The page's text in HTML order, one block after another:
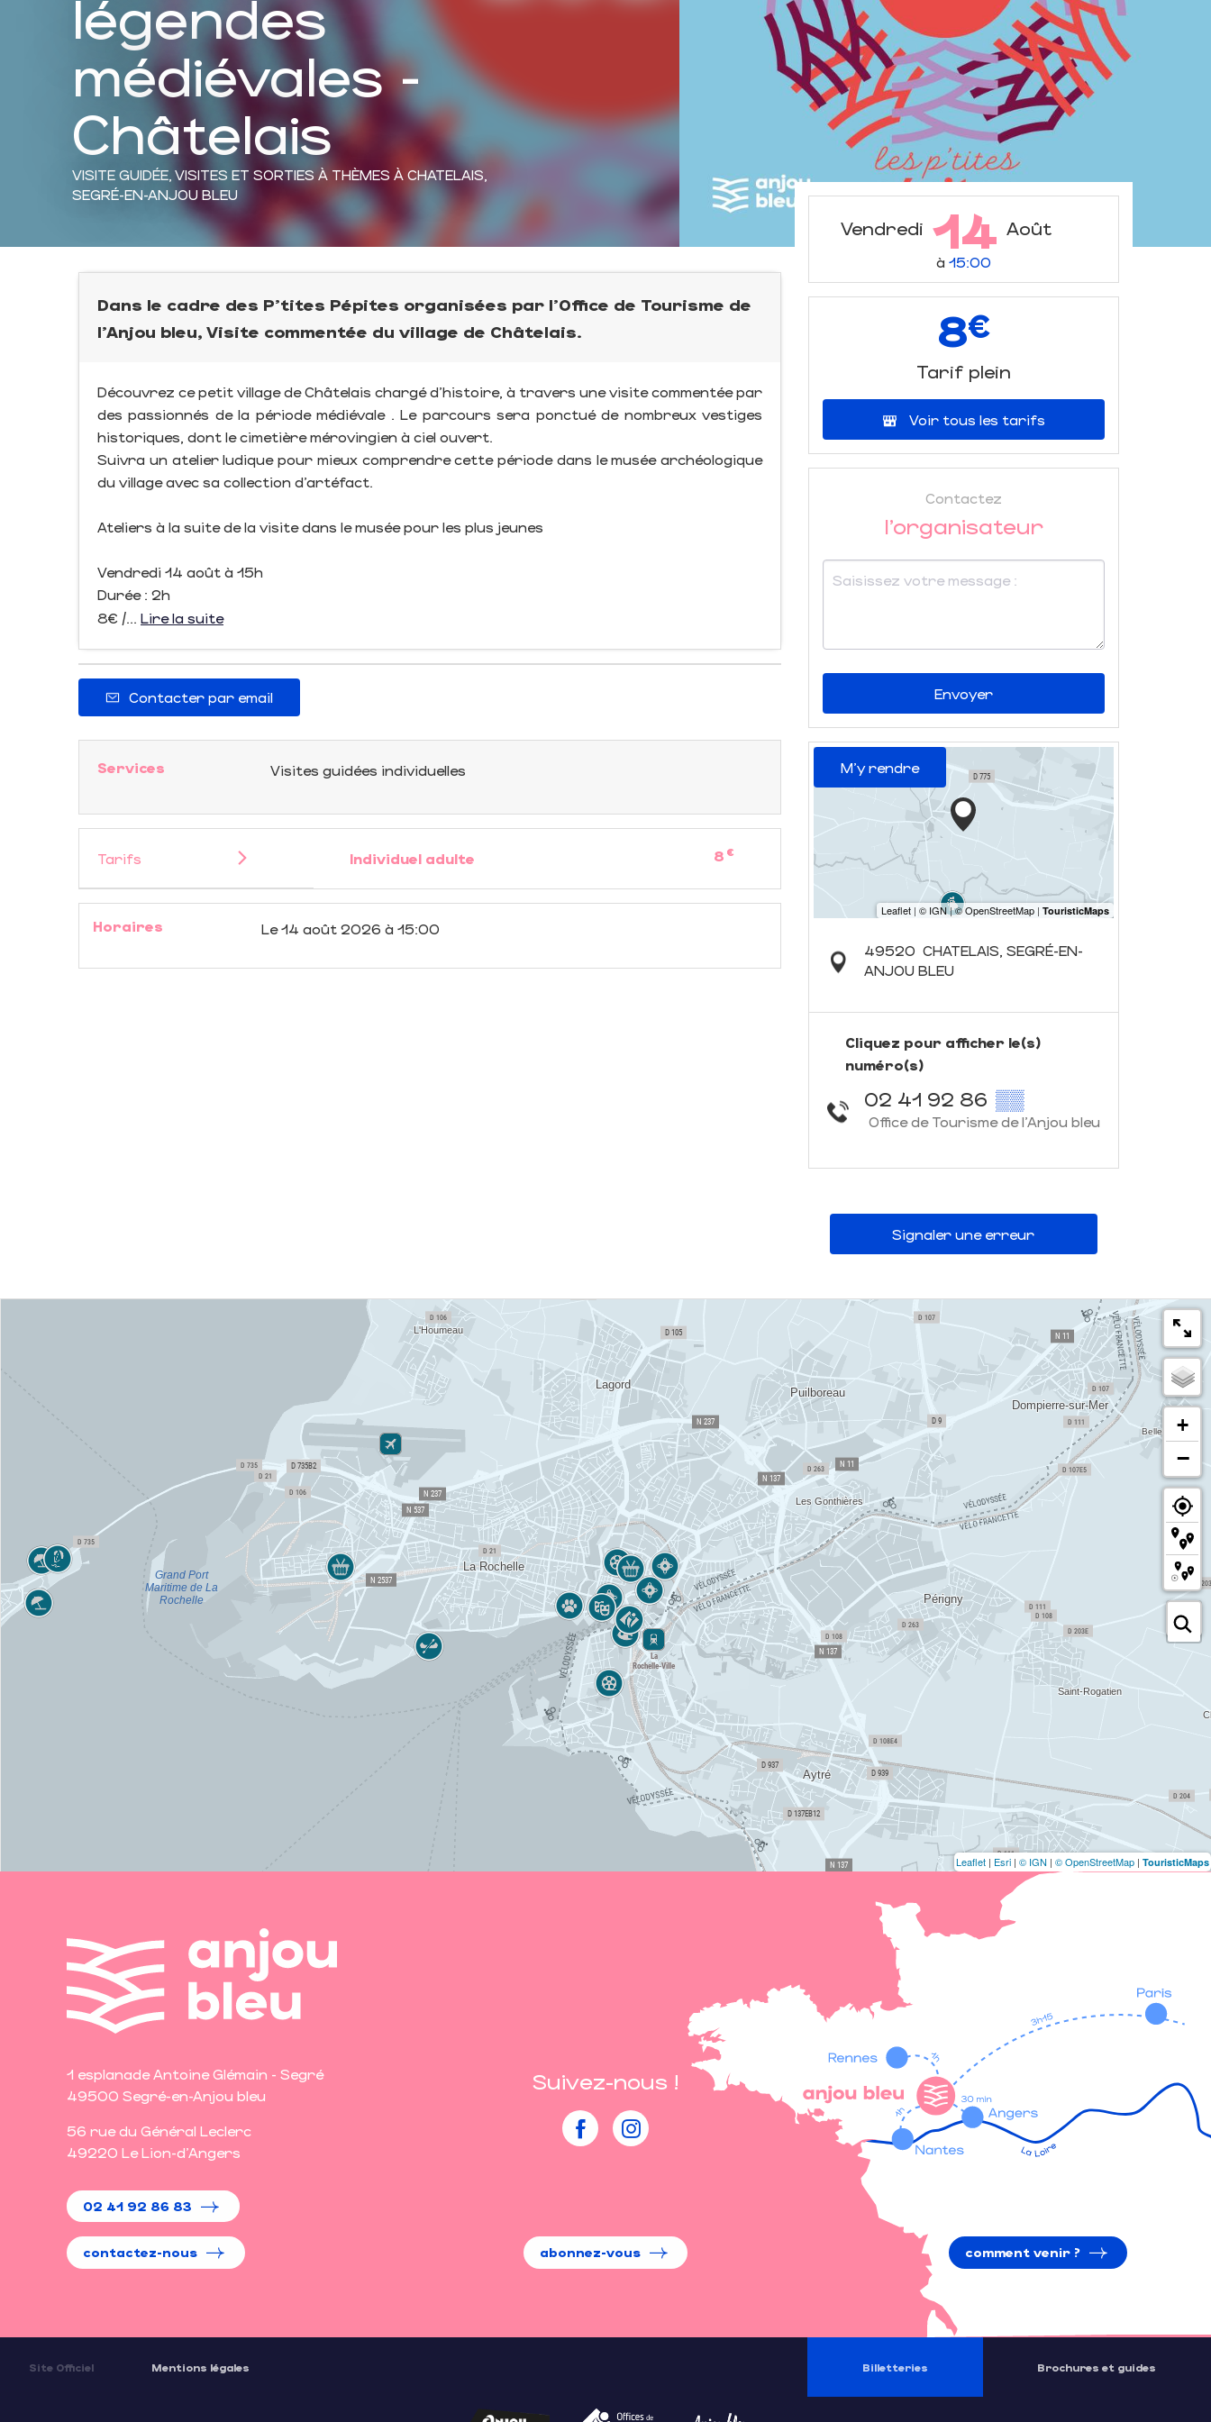
légendes
médiévales -
Châtelais
VISITE GUIDÉE, VISITES ET SORTIES À THÈMES À CHATELAIS,
SEGRÉ-EN-ANJOU BLEU
Dans le cadre des P'tites Pépites organisées par l'Office de Tourisme de
l'Anjou bleu, Visite commentée du village de Châtelais.
Découvrez ce petit village de Châtelais chargé d’histoire, à travers une visite commentée par
des passionnés de la période médiévale . Le parcours sera ponctué de nombreux vestiges
historiques, dont le cimetière mérovingien à ciel ouvert.
Suivra un atelier ludique pour mieux comprendre cette période dans le musée archéologique
du village avec sa collection d’artéfact.
Ateliers à la suite de la visite dans le musée pour les plus jeunes
Vendredi 14 août à 15h
Durée : 2h
8€ /... Lire la suite
Contacter par email
Services Visites guidées individuelles
Tarifs Individuel adulte 8 €
Horaires Le 14 août 2026 à 15:00
Vendredi 14 Août
à 15:00
8€
Tarif plein
Voir tous les tarifs
Contactez
l'organisateur
Envoyer
M'y rendre
49520 CHATELAIS, SEGRÉ-EN-
ANJOU BLEU
Cliquez pour afficher le(s)
numéro(s)
02 41 92 86 ▒▒
Office de Tourisme de l'Anjou bleu
Signaler une erreur
+
−
Leaflet | Esri | © IGN | © OpenStreetMap | TouristicMaps
1 esplanade Antoine Glémain - Segré
49500 Segré-en-Anjou bleu
56 rue du Général Leclerc
49220 Le Lion-d'Angers
02 41 92 86 83
contactez-nous
Suivez-nous !
abonnez-vous comment venir ?
Site Officiel Mentions légales Billetteries Brochures et guides